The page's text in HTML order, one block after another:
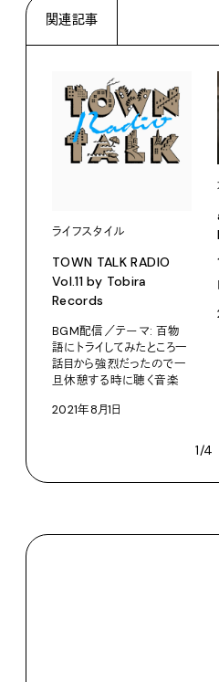
関連記事
ライフスタイル
TOWN TALK RADIO
Vol.11 by Tobira
Records
BGM配信／テーマ: 百物
語にトライしてみたところ一
話目から強烈だったので一
旦休憩する時に聴く音楽
2021年8月1日
1/4